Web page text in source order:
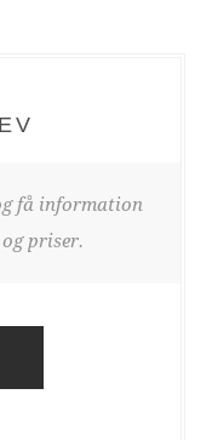
få information
priser.